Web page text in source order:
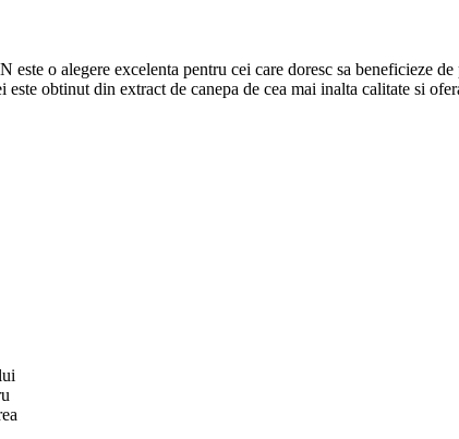
o alegere excelenta pentru cei care doresc sa beneficieze de
obtinut din extract de canepa de cea mai inalta calitate si